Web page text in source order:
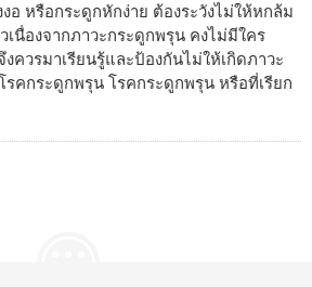
อ หรือกระดูกหักง่าย ต้องระวังไม่ให้หกล้ม
เนื่องจากภาวะกระดูกพรุน คงไม่มีใคร
งควรมาเรียนรู้และป้องกันไม่ให้เกิดภาวะ
รคกระดูกพรุน โรคกระดูกพรุน หรือที่เรียก